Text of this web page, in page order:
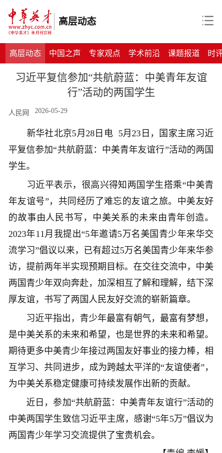
高层动态
高层动态 中国之声 专家观点 学术前沿 课题报道 时
习近平复信参加“共航蔚蓝：中美青年友谊
行”活动的两国学生
人民网 2026-05-29
新华社北京5月28日电 5月23日，国家主席习近
平复信参加“共航蔚蓝：中美青年友谊行”活动的两国
学生。
习近平表示，很高兴得知两国学生搭乘“中美青
年友谊号”，共同经历了难忘的友谊之旅。中美友好
的故事由人民书写，中美关系的未来由青年创造。
2023年11月我提出“5年邀请5万名美国青少年来华交
流学习”倡议以来，已有超过5万名美国青少年来华参
访，提前两年半实现预期目标。在交往交流中，中美
两国青少年双向奔赴，加深相互了解和理解，结下深
厚友谊，书写了两国人民友好交流的崭新篇章。
习近平指出，青少年最富有朝气，最富有梦想，
是中美关系的未来和希望，也是世界的未来和希望。
期待更多中美青少年接过两国友好事业的接力棒，相
互学习、共同进步，成为跨越太平洋的“友谊使者”，
为中美关系稳定健康可持续发展作出新的贡献。
近日，参加“共航蔚蓝：中美青年友谊行”活动的
中美两国学生致信习近平主席，感谢“5年5万”倡议为
两国青少年学习交流提供了宝贵机会。